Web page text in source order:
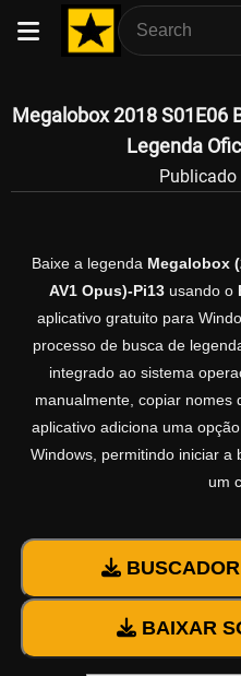
Megalobox 2018 S01E06
Legenda
Publicado
Baixe a legenda Megalobox
AV1 Opus)-Pi13 usando o
aplicativo gratuito para
processo de busca de
integrado ao sistema
manualmente, copiar nomes
aplicativo adiciona uma
Windows, permitindo iniciar a
um
BAIXAR